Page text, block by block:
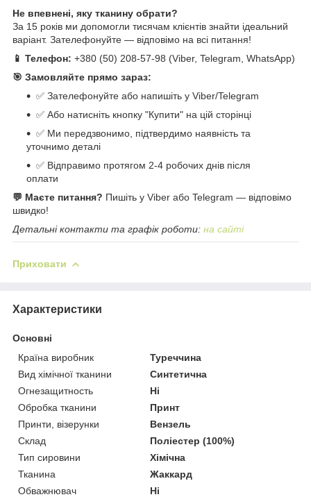
Не впевнені, яку тканину обрати?
За 15 років ми допомогли тисячам клієнтів знайти ідеальний
варіант. Зателефонуйте — відповімо на всі питання!
📱 Телефон: +380 (50) 208-57-98 (Viber, Telegram, WhatsApp)
🎯 Замовляйте прямо зараз:
✅ Зателефонуйте або напишіть у Viber/Telegram
✅ Або натисніть кнопку "Купити" на цій сторінці
✅ Ми передзвонимо, підтвердимо наявність та
уточнимо деталі
✅ Відправимо протягом 2-4 робочих днів після
оплати
💬 Маєте питання? Пишіть у Viber або Telegram — відповімо
швидко!
Детальні контакти та графік роботи: на сайті
Приховати
Характеристики
Основні
Країна виробник
Туреччина
Вид хімічної тканини
Синтетична
Огнезащитность
Ні
Обробка тканини
Принт
Принти, візерунки
Вензель
Склад
Поліестер (100%)
Тип сировини
Хімічна
Тканина
Жаккард
Обважнювач
Ні